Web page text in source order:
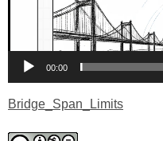
00:00
Bridge_Span_Limits